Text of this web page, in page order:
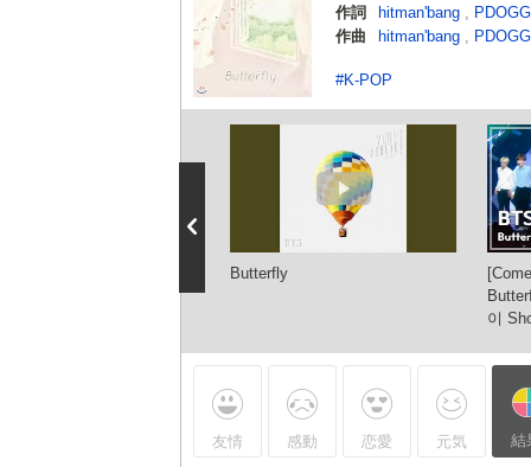
作詞
hitman'bang , PDOGG
作曲
hitman'bang , PDOGG
#K-POP
Butterfly
이
友情 感動 恋愛 元気 結